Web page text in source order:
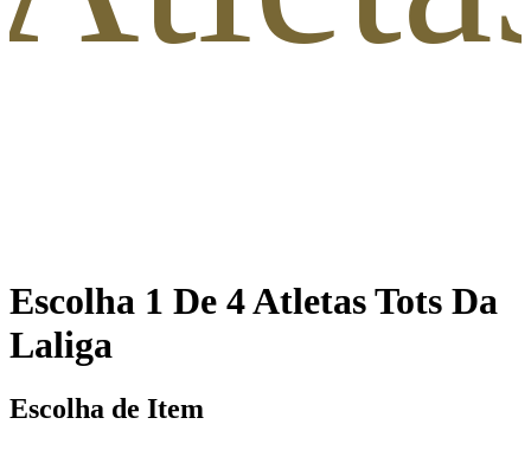
Escolha 1 De 4 Atletas Tots Da
Laliga
Escolha de Item